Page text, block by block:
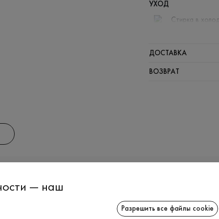
УХОД
Стирка в
ДОСТАВКА
ВОЗВРАТ
— наш
Разрешить все файлы cookie